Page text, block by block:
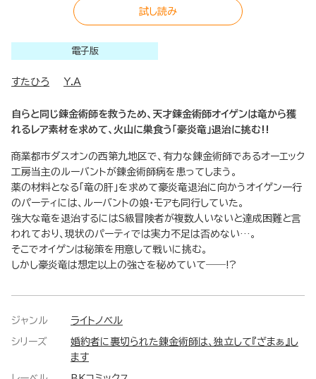
試し読み
電子版
すたひろ Y.A
自らと同じ錬金術師を救うため、天才錬金術師オイゲンは竜から獲
れるレア素材を求めて、火山に巣食う「豪炎竜」退治に挑む!!
商業都市ダスオンの西第九地区で、有力な錬金術師であるオーエック
工房当主のルーバントが錬金術師病を患ってしまう。
薬の材料となる「竜の肝」を求めて豪炎竜退治に向かうオイゲン一行
のパーティには、ルーバントの娘・モアも同行していた。
強大な竜を退治するにはS級冒険者が複数人いないと達成困難と言
われており、現状のパーティでは実力不足は否めない…。
そこでオイゲンは秘策を用意して戦いに挑む。
しかし豪炎竜は想定以上の強さを秘めていて――!?
ジャンル ライトノベル
シリーズ
婚約者に裏切られた錬金術師は、独立して『ざまぁ』し
ます